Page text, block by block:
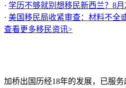
· 学历不够就别想移民新西兰？8月
· 美国移民局收紧审查：材料不全
查看更多移民资讯>
加桥出国历经18年的发展，已服务